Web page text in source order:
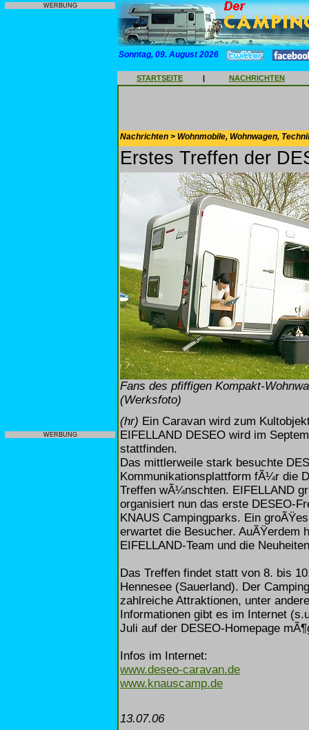
WERBUNG
WERBUNG
Sonntag, 09. August 2026
STARTSEITE | NACHRICHTEN
Nachrichten > Wohnmobile, Wohnwagen,
Erstes Treffen der
Fans des pfiffigen Kompakt-
(Werksfoto)
(hr) Ein Caravan wird zum
EIFELLAND DESEO wird im
stattfinden.
Das mittlerweile stark besuchte
Kommunikationsplattform fÃ¼r die
Treffen wÃ¼nschten. EIFELLAND
organisiert nun das erste DESEO-
KNAUS Campingparks. Ein
erwartet die Besucher. AuÃŸerdem
EIFELLAND-Team und die
Das Treffen findet statt von 8. bis
Hennesee (Sauerland). Der
zahlreiche Attraktionen, unter
Informationen gibt es im Internet
Juli auf der DESEO-Homepage
Infos im Internet:
www.deseo-caravan.de
www.knauscamp.de
13.07.06